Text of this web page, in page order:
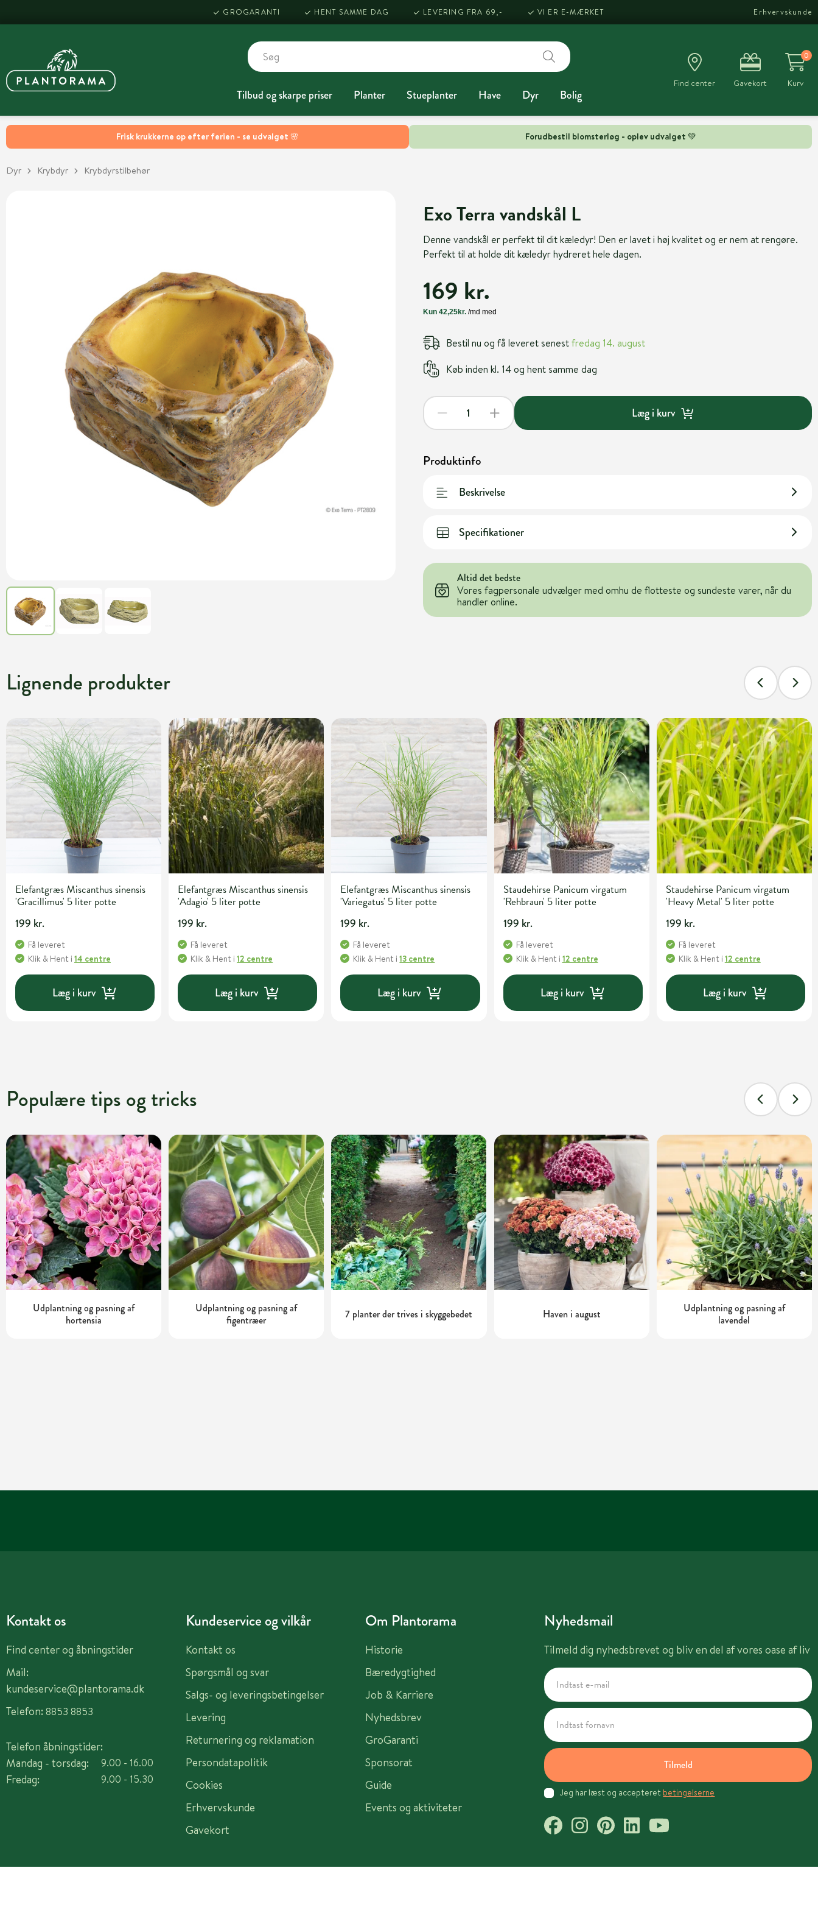
Frisk krukkerne op efter ferien - se udvalget 🌸 Forudbestil blomsterløg - oplev udvalget 💚
GROGARANTI HENT SAMME DAG LEVERING FRA 69,- VI ER E-MÆRKET Erhvervskunde
Tilbud og skarpe priser Planter Stueplanter Have Dyr Bolig
Find center Gavekort
0
Kurv
Dyr Krybdyr Krybdyrstilbehør
Exo Terra vandskål L
Denne vandskål er perfekt til dit kæledyr! Den er lavet i høj kvalitet og er nem at rengøre.
Perfekt til at holde dit kæledyr hydreret hele dagen.
169 kr.
Bestil nu og få leveret senestfredag 14. august
Køb inden kl. 14 og hent samme dag
Læg i kurv
Produktinfo
Beskrivelse
Specifikationer
Altid det bedste
Vores fagpersonale udvælger med omhu de flotteste og sundeste varer, når du
handler online.
Lignende produkter
Elefantgræs Miscanthus sinensis
'Gracillimus' 5 liter potte
199 kr.
Få leveret
Klik & Hent i 14 centre
Læg i kurv
Elefantgræs Miscanthus sinensis
'Adagio' 5 liter potte
199 kr.
Få leveret
Klik & Hent i12 centre
Læg i kurv
Elefantgræs Miscanthus sinensis
'Variegatus' 5 liter potte
199 kr.
Få leveret
Klik & Hent i13 centre
Læg i kurv
Staudehirse Panicum virgatum
'Rehbraun' 5 liter potte
199 kr.
Få leveret
Klik & Hent i 12 centre
Læg i kurv
Staudehirse Panicum virgatum
'Heavy Metal' 5 liter potte
199 kr.
Få leveret
Klik & Hent i 12 centre
Læg i kurv
Populære tips og tricks
Udplantning og pasning af
hortensia
Udplantning og pasning af
figentræer
7 planter der trives i skyggebedet Haven i august
Udplantning og pasning af
lavendel
Kontakt os
Find center og åbningstider
Mail:
kundeservice@plantorama.dk
Telefon: 8853 8853
Telefon åbningstider:
Mandag - torsdag:
Fredag:
9.00 - 16.00
9.00 - 15.30
Kundeservice og vilkår
Kontakt os
Spørgsmål og svar
Salgs- og leveringsbetingelser
Levering
Returnering og reklamation
Persondatapolitik
Cookies
Erhvervskunde
Gavekort
Om Plantorama
Historie
Bæredygtighed
Job & Karriere
Nyhedsbrev
GroGaranti
Sponsorat
Guide
Events og aktiviteter
Nyhedsmail
Tilmeld dig nyhedsbrevet og bliv en del af vores oase af liv
Tilmeld
Jeg har læst og accepteret betingelserne